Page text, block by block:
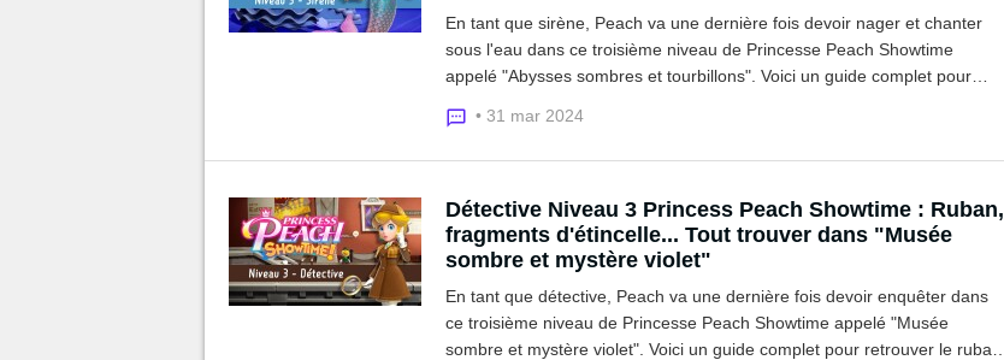
En tant que sirène, Peach va une dernière fois devoir nager et chanter
sous l'eau dans ce troisième niveau de Princesse Peach Showtime
appelé "Abysses sombres et tourbillons". Voici un guide complet pour
• 31 mar 2024
Détective Niveau 3 Princess Peach Showtime : Ruban,
fragments d'étincelle... Tout trouver dans "Musée
sombre et mystère violet"
En tant que détective, Peach va une dernière fois devoir enquêter dans
ce troisième niveau de Princesse Peach Showtime appelé "Musée
sombre et mystère violet". Voici un guide complet pour retrouver le ruban